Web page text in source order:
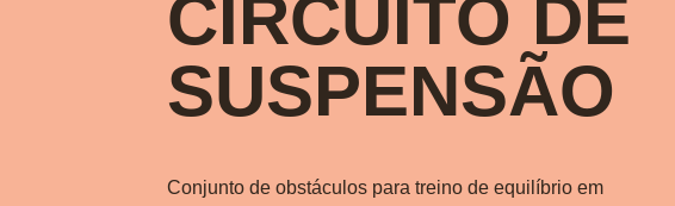
CIRCUITO DE
SUSPENSÃO
Conjunto de obstáculos para treino de equilíbrio em